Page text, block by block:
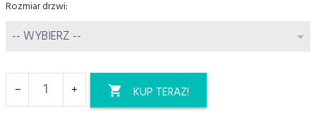
Rozmiar drzwi:
options[5]
-- WYBIERZ --
KUP TERAZ!